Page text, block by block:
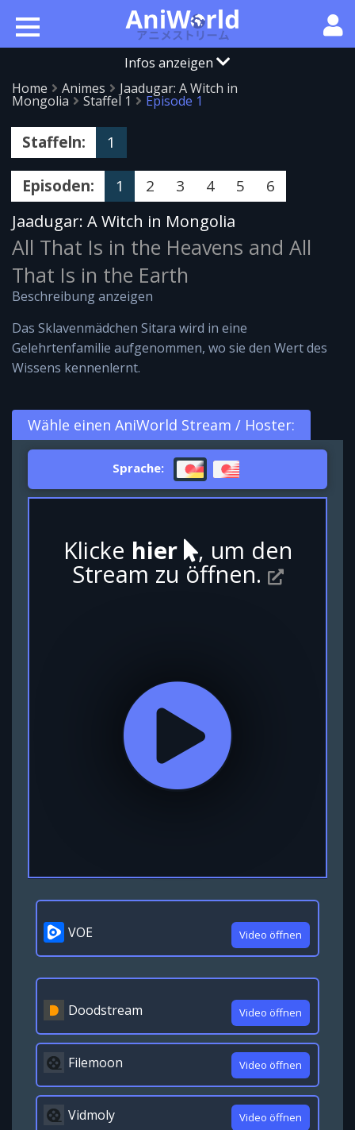
Infos anzeigen
Home
Animes Jaadugar: A Witch in
Mongolia Staffel 1 Episode 1
Staffeln: 1
Episoden: 1 2 3 4 5 6
Jaadugar: A Witch in Mongolia
All That Is in the Heavens and All
That Is in the Earth
Beschreibung anzeigen
Das Sklavenmädchen Sitara wird in eine
Gelehrtenfamilie aufgenommen, wo sie den Wert des
Wissens kennenlernt.
Wähle einen AniWorld Stream / Hoster:
Sprache:
Klicke hier , um den
Stream zu öffnen.
VOE Video öffnen
Doodstream Video öffnen
Filemoon Video öffnen
Vidmoly Video öffnen